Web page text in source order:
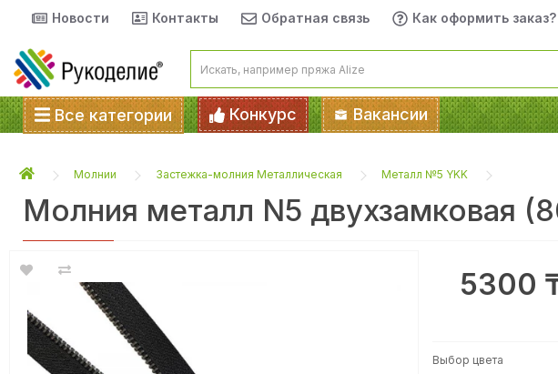
Новости Контакты Обратная связь Как оформить заказ?
Все категории Конкурс Вакансии
Молнии Застежка-молния Металлическая Металл №5 YKK
Молния металл N5 двухзамковая
5300
Выбор цвета